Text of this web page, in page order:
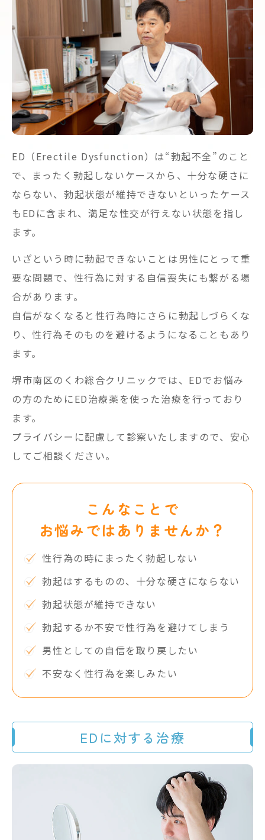
ED（Erectile Dysfunction）は“勃起不全”のこと
で、まったく勃起しないケースから、十分な硬さに
ならない、勃起状態が維持できないといったケース
もEDに含まれ、満足な性交が行えない状態を指し
ます。
いざという時に勃起できないことは男性にとって重
要な問題で、性行為に対する自信喪失にも繋がる場
合があります。
自信がなくなると性行為時にさらに勃起しづらくな
り、性行為そのものを避けるようになることもあり
ます。
堺市南区のくわ総合クリニックでは、EDでお悩み
の方のためにED治療薬を使った治療を行っており
ます。
プライバシーに配慮して診察いたしますので、安心
してご相談ください。
こんなことで
お悩みではありませんか？
性行為の時にまったく勃起しない
勃起はするものの、十分な硬さにならない
勃起状態が維持できない
勃起するか不安で性行為を避けてしまう
男性としての自信を取り戻したい
不安なく性行為を楽しみたい
EDに対する治療